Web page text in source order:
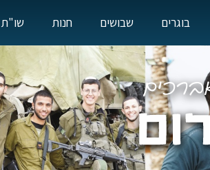
בוגרים שבושים חנות שו"ת